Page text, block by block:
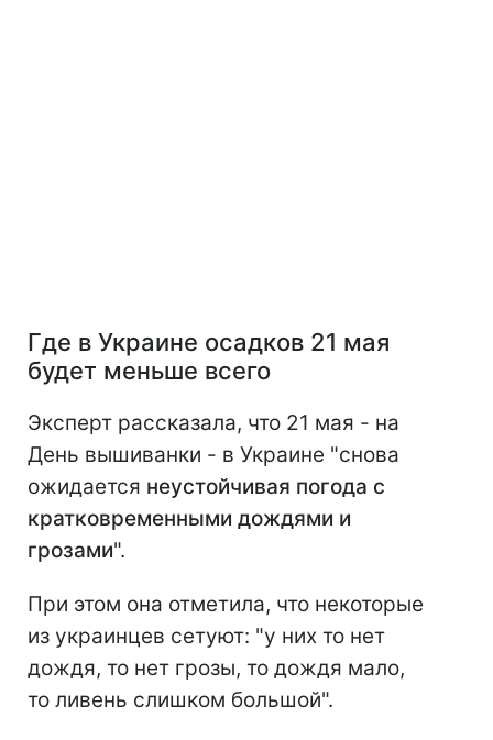
Где в Украине осадков 21 мая
будет меньше всего
Эксперт рассказала, что 21 мая - на
День вышиванки - в Украине "снова
ожидается неустойчивая погода с
кратковременными дождями и
грозами".
При этом она отметила, что некоторые
из украинцев сетуют: "у них то нет
дождя, то нет грозы, то дождя мало,
то ливень слишком большой".